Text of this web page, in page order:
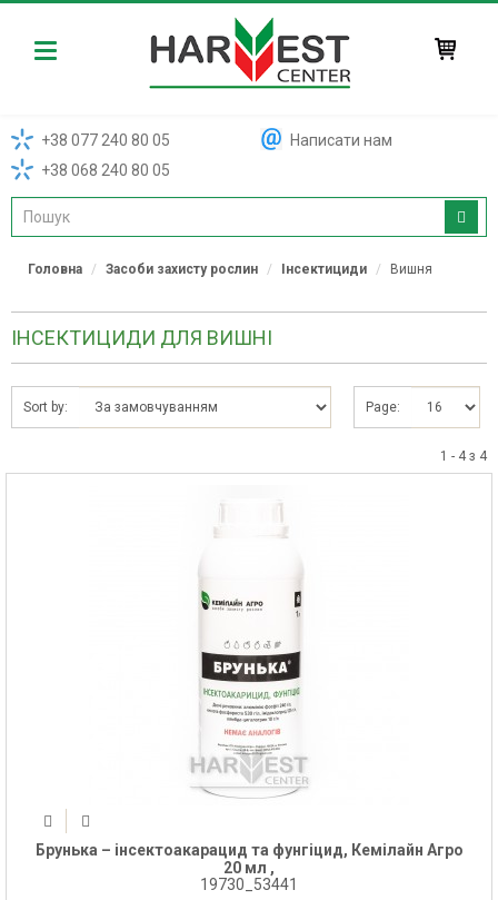
Harvest
+38 077 240 80 05
+38 068 240 80 05
Написати нам
Головна Засоби захисту рослин Інсектициди Вишня
ІНСЕКТИЦИДИ ДЛЯ ВИШНІ
Sort by: Page:
1 - 4 з 4
Брунька – інсектоакарацид та фунгіцид, Кемілайн Агро
20 мл ,
19730_53441